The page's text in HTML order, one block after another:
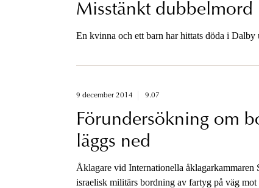
Misstänkt dubbelmord
En kvinna och ett barn har hittats döda i
9 december 2014 9.07
Förundersökning om
läggs ned
Åklagare vid Internationella
israelisk militärs bordning av fartyg på väg